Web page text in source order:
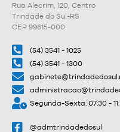
Rua Alecrim, 120, Centro
Trindade do Sul-RS
CEP 99615-000.
(54) 3541 - 1025
(54) 3541 - 1300
Segunda-Sexta: 07:30 -
@admtrindadedosul